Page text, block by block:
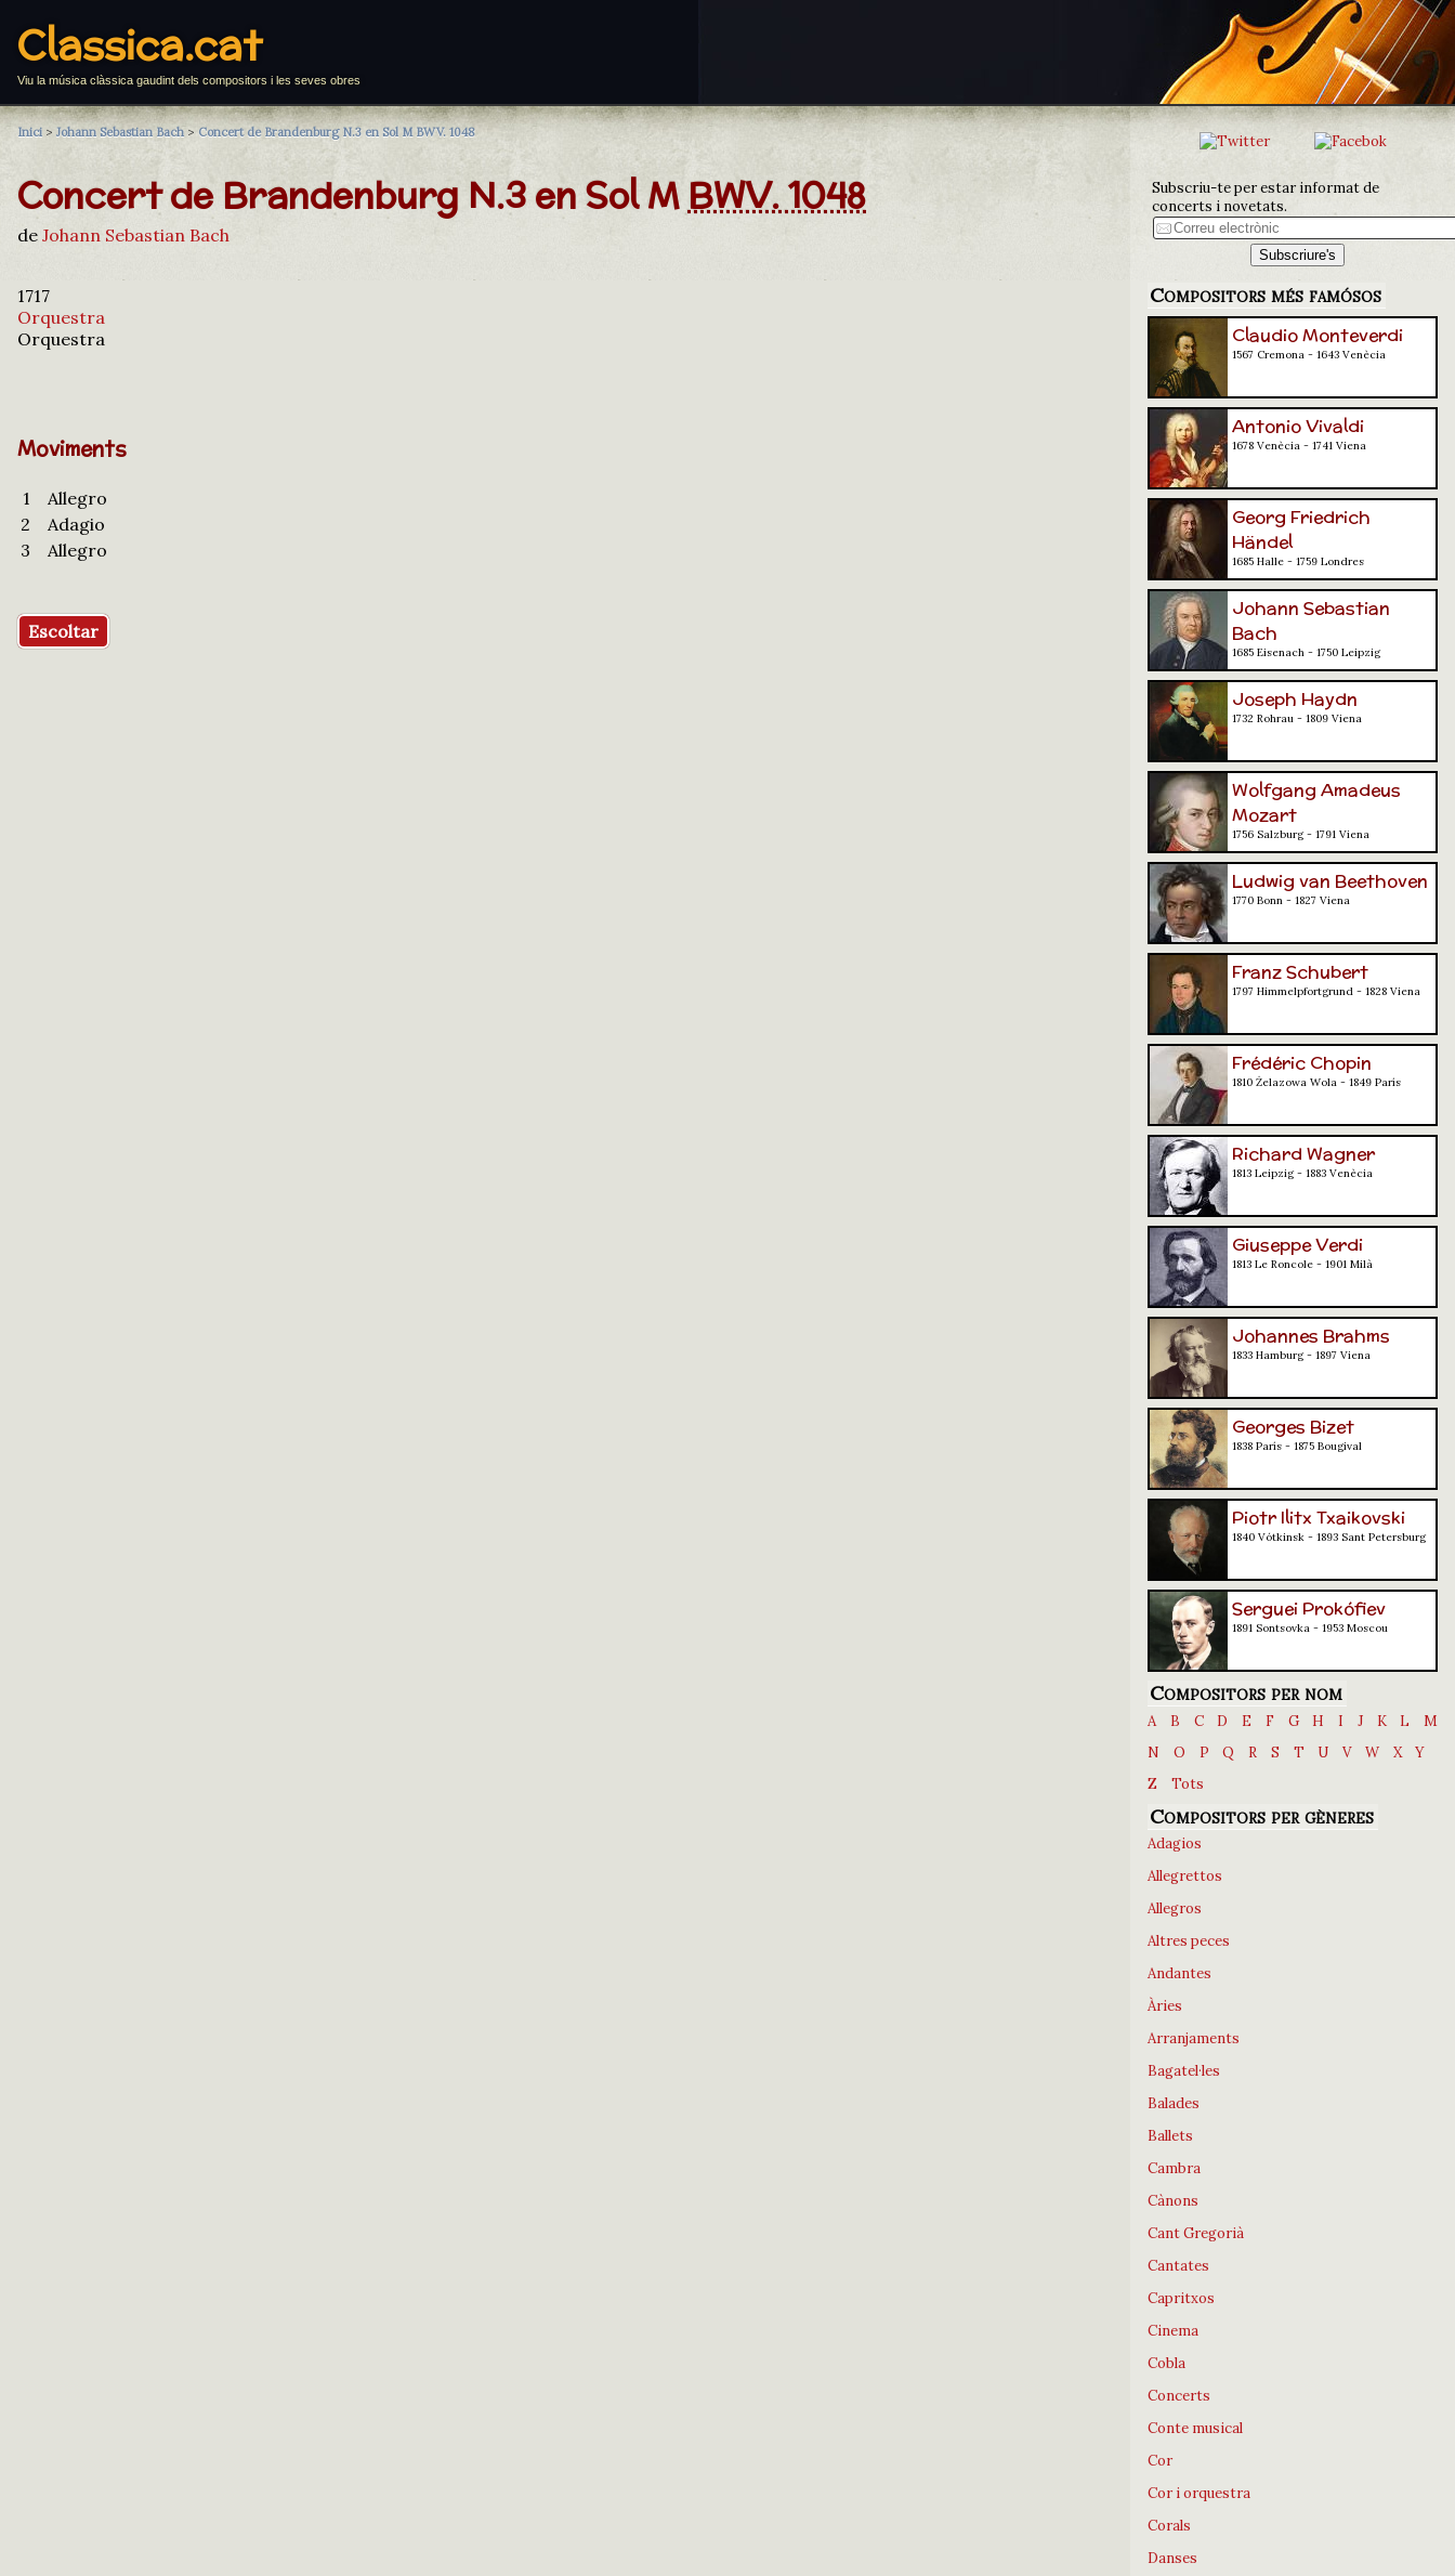
Classica.cat
Viu la música clàssica gaudint dels compositors i les seves obres
Inici > Johann Sebastian Bach > Concert de Brandenburg N.3 en Sol M BWV. 1048
Concert de Brandenburg N.3 en Sol M BWV. 1048
de Johann Sebastian Bach
1717
Orquestra
Orquestra
Moviments
1
Allegro
2
Adagio
3
Allegro
Escoltar
Subscriu-te per estar informat de
concerts i novetats.
Compositors més famósos
Claudio Monteverdi
1567 Cremona - 1643 Venècia
Antonio Vivaldi
1678 Venècia - 1741 Viena
Georg Friedrich
Händel
1685 Halle - 1759 Londres
Johann Sebastian
Bach
1685 Eisenach - 1750 Leipzig
Joseph Haydn
1732 Rohrau - 1809 Viena
Wolfgang Amadeus
Mozart
1756 Salzburg - 1791 Viena
Ludwig van Beethoven
1770 Bonn - 1827 Viena
Franz Schubert
1797 Himmelpfortgrund - 1828 Viena
Frédéric Chopin
1810 Żelazowa Wola - 1849 París
Richard Wagner
1813 Leipzig - 1883 Venècia
Giuseppe Verdi
1813 Le Roncole - 1901 Milà
Johannes Brahms
1833 Hamburg - 1897 Viena
Georges Bizet
1838 París - 1875 Bougival
Piotr Ilitx Txaikovski
1840 Vótkinsk - 1893 Sant Petersburg
Serguei Prokófiev
1891 Sontsovka - 1953 Moscou
Compositors per nom
A B C D E F G H I J K L
M
N
O P Q R S T U V W X
Y
Z
Tots
Compositors per gèneres
Adagios
Allegrettos
Allegros
Altres peces
Andantes
Àries
Arranjaments
Bagatel·les
Balades
Ballets
Cambra
Cànons
Cant Gregorià
Cantates
Capritxos
Cinema
Cobla
Concerts
Conte musical
Cor
Cor i orquestra
Corals
Danses